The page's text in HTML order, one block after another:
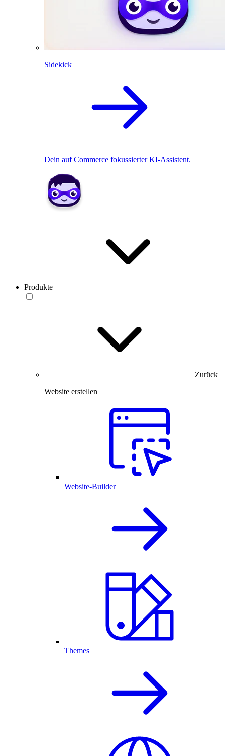
Sidekick
Dein auf Commerce fokussierter KI-Assistent.
Produkte
Zurück
Website erstellen
Website-Builder
Themes